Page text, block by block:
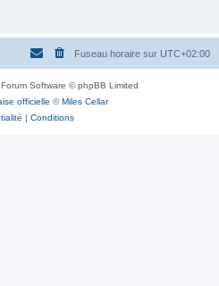
Fuseau horaire sur UTC+02:00
Software © phpBB Limited
officielle ©Miles Cellar
| Conditions